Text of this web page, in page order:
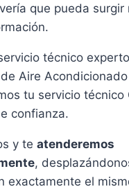
que pueda surgir
técnico
Aire
tu servicio técnico
confianza.
y te atenderemos
,
exactamente el